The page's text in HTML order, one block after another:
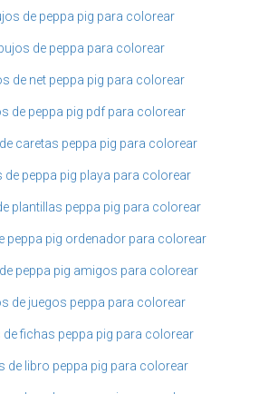
de peppa pig para colorear
de peppa para colorear
de net peppa pig para colorear
de peppa pig pdf para colorear
caretas peppa pig para colorear
de peppa pig playa para colorear
plantillas peppa pig para colorear
peppa pig ordenador para colorear
peppa pig amigos para colorear
de juegos peppa para colorear
de fichas peppa pig para colorear
de libro peppa pig para colorear